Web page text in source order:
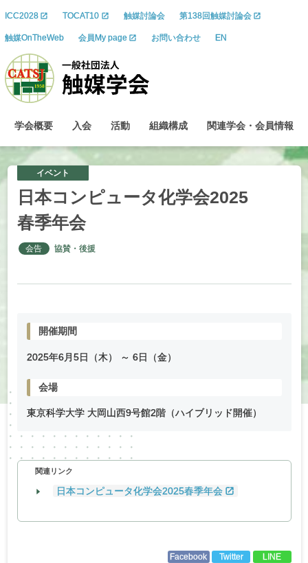
ICC2028 TOCAT10 触媒討論会 第138回触媒討論会
触媒OnTheWeb 会員My page お問い合わせ EN
学会概要 入会 活動 組織構成 関連学会 ・ 会員情報
イベント
日本コンピュータ化学会2025
春季年会
会告 協賛・後援
開催期間
2025年6月5日（木） ～ 6日（金）
会場
東京科学大学 大岡山西9号館2階（ハイブリッド開催）
関連リンク
日本コンピュータ化学会2025春季年会
Facebook Twitter LINE